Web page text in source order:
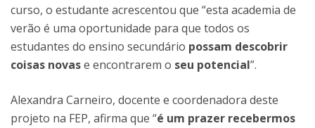
curso, o estudante acrescentou que “esta academia de
verão é uma oportunidade para que todos os
estudantes do ensino secundário possam descobrir
coisas novase encontrarem o seu potencial”.
Alexandra Carneiro, docente e coordenadora deste
projeto na FEP, afirma que “é um prazer recebermos